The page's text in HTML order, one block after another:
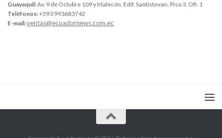
Guayaquil:Av. 9 de Octubre 109 y Malecón, Edif. Santistevan, Piso 3, Ofi. 1
Teléfonos:+593 993683742
E-mail:ventas@ecuadornews.com.ec